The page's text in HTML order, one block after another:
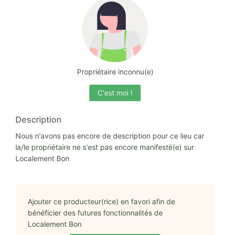
Propriétaire inconnu(e)
C'est moi !
Description
Nous n'avons pas encore de description pour ce lieu car
la/le propriétaire ne s'est pas encore manifesté(e) sur
Localement Bon
Ajouter ce producteur(rice) en favori afin de
bénéficier des futures fonctionnalités de
Localement Bon